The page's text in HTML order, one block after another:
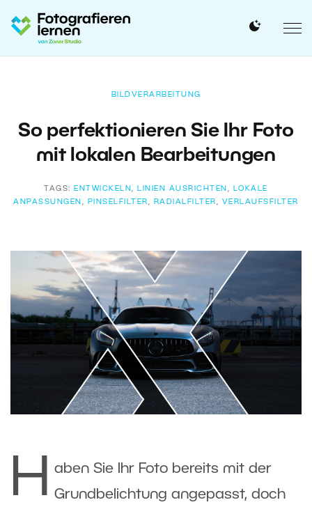
BILDVERARBEITUNG
So perfektionieren Sie Ihr Foto
mit lokalen Bearbeitungen
TAGS: ENTWICKELN, LINIEN AUSRICHTEN ,
LOKALE
ANPASSUNGEN , PINSELFILTER , RADIALFILTER , VERLAUFSFILTER
H
aben Sie Ihr Foto bereits mit der
Grundbelichtung angepasst, doch